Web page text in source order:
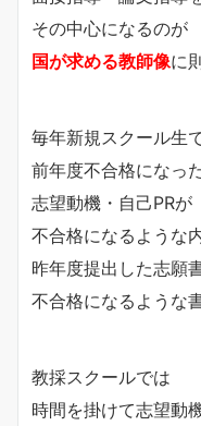
その中心になるのが
国が求める教師像に
毎年新規スクール生
前年度不合格になっ
志望動機・自己PRが
不合格になるような
昨年度提出した志願
不合格になるような
教採スクールでは
時間を掛けて志望動